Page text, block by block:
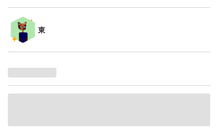
東